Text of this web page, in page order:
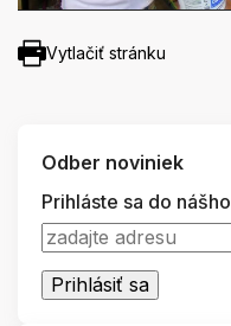
Vytlačiť stránku
Odber noviniek
Prihláste sa do